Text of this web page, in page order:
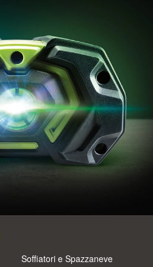
Soffiatori e Spazzaneve